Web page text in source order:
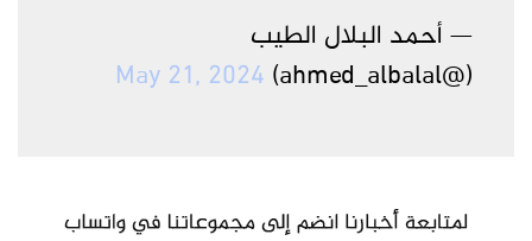
— أحمد البلال الطيب
(@ahmed_albalal)
May 21, 2024